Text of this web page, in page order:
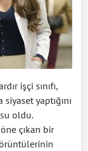
işçi sınıfı,
yaptığını
oldu.
çıkan bir